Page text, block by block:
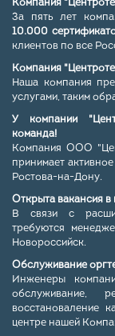
Компания
За пять лет
10.000
клиентов по все
Компания
Наша компания
услугами, таким
У компании
команда!
Компания ООО
принимает
Ростова-на-Дону.
Открыта вакансия
В связи с
требуются
Новороссийск.
Обслуживание
Инженеры
обслуживание,
восстановаление
центре нашей